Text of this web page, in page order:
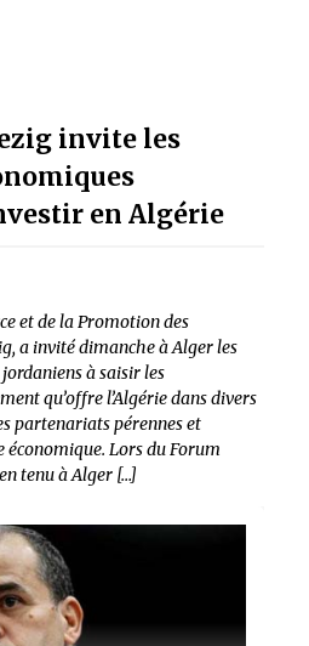
invite les
en Algérie
et de la Promotion des
a invité dimanche à Alger les
à saisir les
qu’offre l’Algérie dans divers
partenariats pérennes et
Lors du Forum
tenu à Alger […]